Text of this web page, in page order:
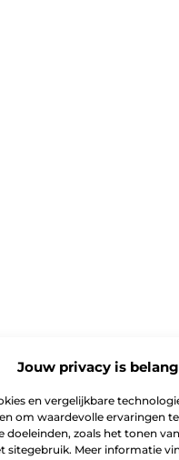
Jouw privacy is
en vergelijkbare
om waardevolle ervaringen
doeleinden, zoals het tonen
sitegebruik. Meer informatie